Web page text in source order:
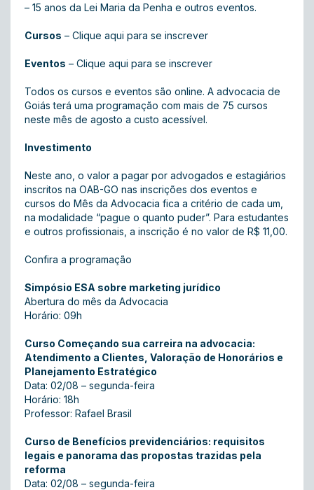
– 15 anos da Lei Maria da Penha e outros eventos.
Cursos – Clique aqui para se inscrever
Eventos – Clique aqui para se inscrever
Todos os cursos e eventos são online. A advocacia de
Goiás terá uma programação com mais de 75 cursos
neste mês de agosto a custo acessível.
Investimento
Neste ano, o valor a pagar por advogados e estagiários
inscritos na OAB-GO nas inscrições dos eventos e
cursos do Mês da Advocacia fica a critério de cada um,
na modalidade “pague o quanto puder”. Para estudantes
e outros profissionais, a inscrição é no valor de R$ 11,00.
Confira a programação
Simpósio ESA sobre marketing jurídico
Abertura do mês da Advocacia
Horário: 09h
Curso Começando sua carreira na advocacia:
Atendimento a Clientes, Valoração de Honorários e
Planejamento Estratégico
Data: 02/08 – segunda-feira
Horário: 18h
Professor: Rafael Brasil
Curso de Benefícios previdenciários: requisitos
legais e panorama das propostas trazidas pela
reforma
Data: 02/08 – segunda-feira